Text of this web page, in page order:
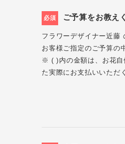
必須 ご予算をお教え
フラワーデザイナー近藤
お客様ご指定のご予算の
※ ( )内の金額は、お花自
た実際にお支払いいただ